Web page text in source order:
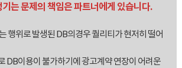
는 문제의 책임은 파트너에게 있습니다.
행위로 발생된 DB의경우 퀄리티가 현저히 떨어
DB이용이 불가하기에 광고계약 연장이 어려운